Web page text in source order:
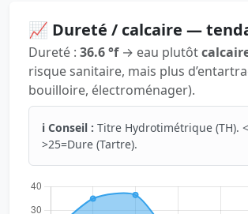
📈 Dureté / calcaire —
Dureté : 36.6 °f→ eau plutôt
risque sanitaire, mais plus
bouilloire, électroménager).
ℹ️ Conseil : Titre Hydrotimétrique (TH).
>25=Dure (Tartre).